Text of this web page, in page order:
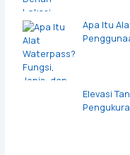
Apa Itu
Elevasi